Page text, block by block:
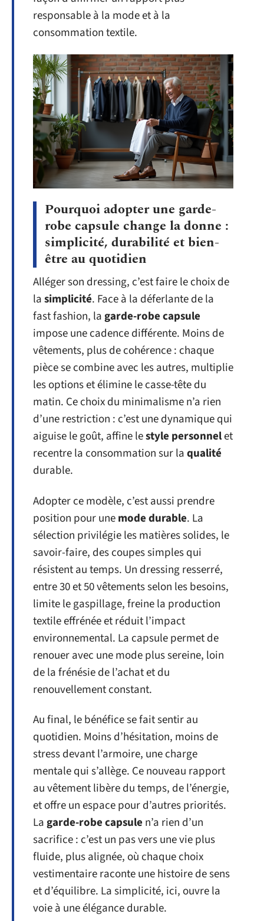
responsable à la mode et à la
consommation textile.
Pourquoi adopter une garde-
robe capsule change la donne :
simplicité, durabilité et bien-
être au quotidien
Alléger son dressing, c’est faire le choix de
lasimplicité. Face à la déferlante de la
fast fashion, lagarde-robe capsule
impose une cadence différente. Moins de
vêtements, plus de cohérence : chaque
pièce se combine avec les autres, multiplie
les options et élimine le casse-tête du
matin. Ce choix du minimalisme n’a rien
d’une restriction : c’est une dynamique qui
aiguise le goût, affine lestyle personnelet
recentre la consommation sur laqualité
durable.
Adopter ce modèle, c’est aussi prendre
position pour unemode durable. La
sélection privilégie les matières solides, le
savoir-faire, des coupes simples qui
résistent au temps. Un dressing resserré,
entre 30 et 50 vêtements selon les besoins,
limite le gaspillage, freine la production
textile effrénée et réduit l’impact
environnemental. La capsule permet de
renouer avec une mode plus sereine, loin
de la frénésie de l’achat et du
renouvellement constant.
Au final, le bénéfice se fait sentir au
quotidien. Moins d’hésitation, moins de
stress devant l’armoire, une charge
mentale qui s’allège. Ce nouveau rapport
au vêtement libère du temps, de l’énergie,
et offre un espace pour d’autres priorités.
Lagarde-robe capsule n’a rien d’un
sacrifice : c’est un pas vers une vie plus
fluide, plus alignée, où chaque choix
vestimentaire raconte une histoire de sens
et d’équilibre. La simplicité, ici, ouvre la
voie à une élégance durable.